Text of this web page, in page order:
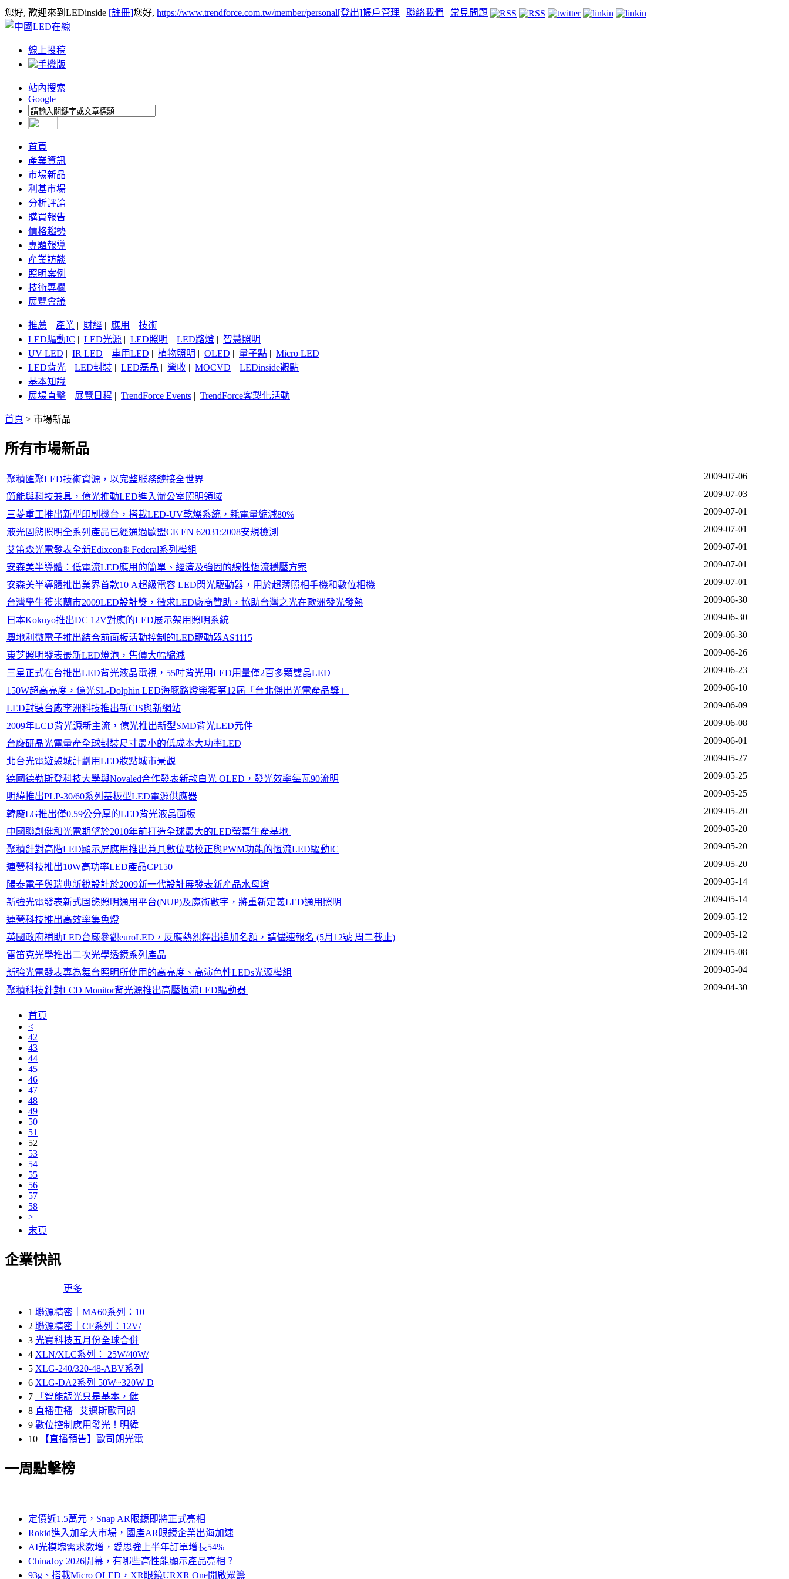
您好, 歡迎來到LEDinside [註冊]您好, https://www.trendforce.com.tw/member/personal[登出]帳戶管理 | 聯絡我們 | 常見問題
線上投稿
手機版
站內搜索
Google
首頁
產業資訊
市場新品
利基市場
分析評論
購買報告
價格趨勢
專題報導
產業訪談
照明案例
技術專欄
展覽會議
推薦 | 產業 | 財經 | 應用 | 技術
LED驅動IC | LED光源 | LED照明 | LED路燈 | 智慧照明
UV LED | IR LED | 車用LED | 植物照明 | OLED | 量子點 | Micro LED
LED背光 | LED封裝 | LED磊晶 | 營收 | MOCVD | LEDinside觀點
基本知識
展場直擊 | 展覽日程 | TrendForce Events | TrendForce客製化活動
首頁 > 市場新品
所有市場新品
聚積匯聚LED技術資源，以完整服務鏈接全世界 2009-07-06
節能與科技兼具，億光推動LED進入辦公室照明領域 2009-07-03
三菱重工推出新型印刷機台，搭載LED-UV乾燥系統，耗電量縮減80% 2009-07-01
液光固態照明全系列產品已經通過歐盟CE EN 62031:2008安規檢測 2009-07-01
艾笛森光電發表全新Edixeon® Federal系列模組 2009-07-01
安森美半導體：低電流LED應用的簡單、經濟及強固的線性恆流穩壓方案 2009-07-01
安森美半導體推出業界首款10 A超級電容 LED閃光驅動器，用於超薄照相手機和數位相機 2009-07-01
台灣學生獲米蘭市2009LED設計獎，徵求LED廠商贊助，協助台灣之光在歐洲發光發熱 2009-06-30
日本Kokuyo推出DC 12V對應的LED展示架用照明系統 2009-06-30
奧地利微電子推出結合前面板活動控制的LED驅動器AS1115 2009-06-30
東芝照明發表最新LED燈泡，售價大幅縮減 2009-06-26
三星正式在台推出LED背光液晶電視，55吋背光用LED用量僅2百多顆雙晶LED 2009-06-23
150W超高亮度，億光SL-Dolphin LED海豚路燈榮獲第12屆「台北傑出光電產品獎」 2009-06-10
LED封裝台廠李洲科技推出新CIS與新網站 2009-06-09
2009年LCD背光源新主流，億光推出新型SMD背光LED元件 2009-06-08
台廠研晶光電量產全球封裝尺寸最小的低成本大功率LED 2009-06-01
北台光電遊憩城計劃用LED妝點城市景觀 2009-05-27
德國德勒斯登科技大學與Novaled合作發表新款白光 OLED，發光效率每瓦90流明 2009-05-25
明緯推出PLP-30/60系列基板型LED電源供應器 2009-05-25
韓廠LG推出僅0.59公分厚的LED背光液晶面板 2009-05-20
中國聯創健和光電期望於2010年前打造全球最大的LED螢幕生產基地 2009-05-20
聚積針對高階LED顯示屏應用推出兼具數位點校正與PWM功能的恆流LED驅動IC 2009-05-20
連營科技推出10W高功率LED產品CP150 2009-05-20
陽泰電子與瑞典新銳設計於2009新一代設計展發表新產品水母燈 2009-05-14
新強光電發表新式固態照明通用平台(NUP)及魔術數字，將重新定義LED通用照明 2009-05-14
連營科技推出高效率集魚燈 2009-05-12
英國政府補助LED台廠參觀euroLED，反應熱烈釋出追加名額，請儘速報名 (5月12號 周二截止) 2009-05-12
雷笛克光學推出二次光學透鏡系列產品 2009-05-08
新強光電發表專為舞台照明所使用的高亮度、高演色性LEDs光源模組 2009-05-04
聚積科技針對LCD Monitor背光源推出高壓恆流LED驅動器 2009-04-30
首頁
<
42
43
44
45
46
47
48
49
50
51
52
53
54
55
56
57
58
>
末頁
企業快訊
更多
1 聯源精密｜MA60系列：10
2 聯源精密｜CF系列：12V/
3 光寶科技五月份全球合併
4 XLN/XLC系列： 25W/40W/
5 XLG-240/320-48-ABV系列
6 XLG-DA2系列 50W~320W D
7
「智能調光只是基本，健
8 直播重播 | 艾邁斯歐司朗
9 數位控制應用發光！明緯
10
【直播預告】歐司朗光電
一周點擊榜
定價近1.5萬元，Snap AR眼鏡即將正式亮相
Rokid進入加拿大市場，國產AR眼鏡企業出海加速
AI光模塊需求激增，愛思強上半年訂單增長54%
ChinaJoy 2026開幕，有哪些高性能顯示產品亮相？
93g、搭載Micro OLED，XR眼鏡URXR One開啟眾籌